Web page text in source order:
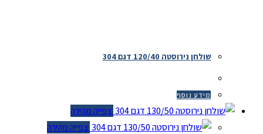
שולחן נירוסטה 120/40 דגם 304
מידע נוסף
צפייה מהירה
צפייה מהירה